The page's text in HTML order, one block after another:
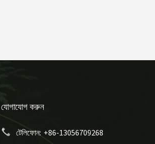
যোগাযোগ করুন
টেলিফোন: +86-13056709268